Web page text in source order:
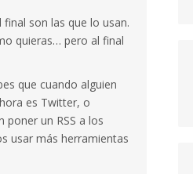
son las que lo usan.
quieras… pero al final
que cuando alguien
es Twitter, o
un RSS a los
usar más herramientas